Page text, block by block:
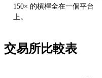
150× 的槓桿全在一個平台
上。
交易所比較表